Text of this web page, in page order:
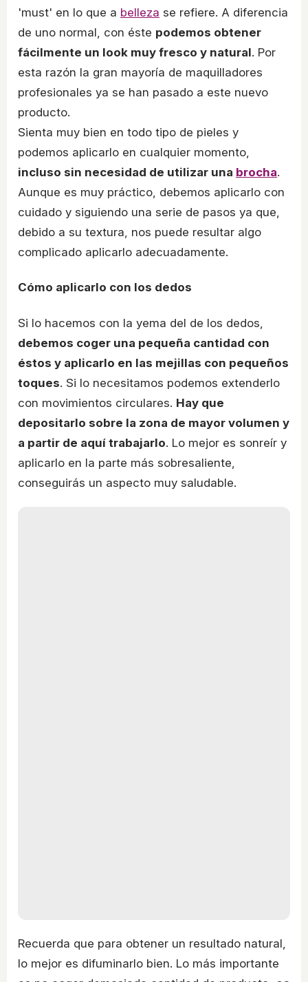
'must' en lo que a belleza se refiere. A diferencia
de uno normal, con éste podemos obtener
fácilmente un look muy fresco y natural. Por
esta razón la gran mayoría de maquilladores
profesionales ya se han pasado a este nuevo
producto.
Sienta muy bien en todo tipo de pieles y
podemos aplicarlo en cualquier momento,
incluso sin necesidad de utilizar una brocha.
Aunque es muy práctico, debemos aplicarlo con
cuidado y siguiendo una serie de pasos ya que,
debido a su textura, nos puede resultar algo
complicado aplicarlo adecuadamente.
Cómo aplicarlo con los dedos
Si lo hacemos con la yema del de los dedos,
debemos coger una pequeña cantidad con
éstos y aplicarlo en las mejillas con pequeños
toques. Si lo necesitamos podemos extenderlo
con movimientos circulares. Hay que
depositarlo sobre la zona de mayor volumen y
a partir de aquí trabajarlo. Lo mejor es sonreír y
aplicarlo en la parte más sobresaliente,
conseguirás un aspecto muy saludable.
Recuerda que para obtener un resultado natural,
lo mejor es difuminarlo bien. Lo más importante